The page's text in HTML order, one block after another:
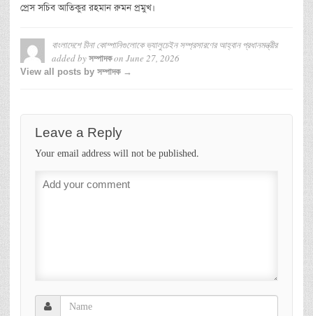
প্রেস সচিব আতিকুর রহমান রুমন প্রমুখ।
বাংলাদেশে চীনা কোম্পানিগুলোকে ভ্যালুচেইন সম্প্রসারণের আহ্বান প্রধানমন্ত্রীর
added by সম্পাদকon June 27, 2026
View all posts by সম্পাদক →
Leave a Reply
Your email address will not be published.